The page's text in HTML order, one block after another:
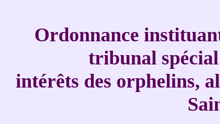
Ordonnance
tribunal
intérêts des orphelins,